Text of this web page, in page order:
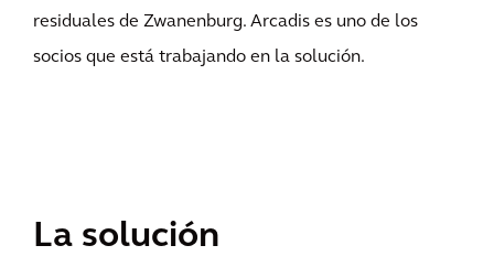
residuales de Zwanenburg. Arcadis es uno de los
socios que está trabajando en la solución.
La solución